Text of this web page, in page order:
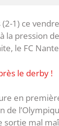
(2-1) ce
la pression
le FC
le derby !
en
de
mal